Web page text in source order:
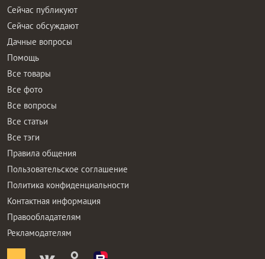
Сейчас публикуют
Сейчас обсуждают
Дачные вопросы
Помощь
Все товары
Все фото
Все вопросы
Все статьи
Все тэги
Правила общения
Пользовательское соглашение
Политика конфиденциальности
Контактная информация
Правообладателям
Рекламодателям